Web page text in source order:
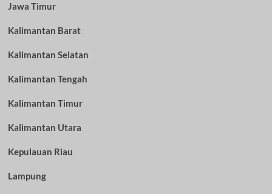
Jawa Timur
Kalimantan Barat
Kalimantan Selatan
Kalimantan Tengah
Kalimantan Timur
Kalimantan Utara
Kepulauan Riau
Lampung